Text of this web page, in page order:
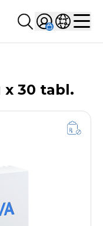
Szukaj...
Sign inWybierz
x 30 tabl.